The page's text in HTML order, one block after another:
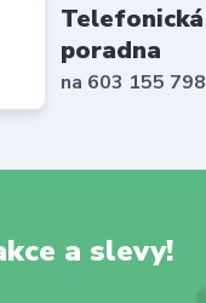
Telefonická
poradna
na 603 155 798
a slevy!